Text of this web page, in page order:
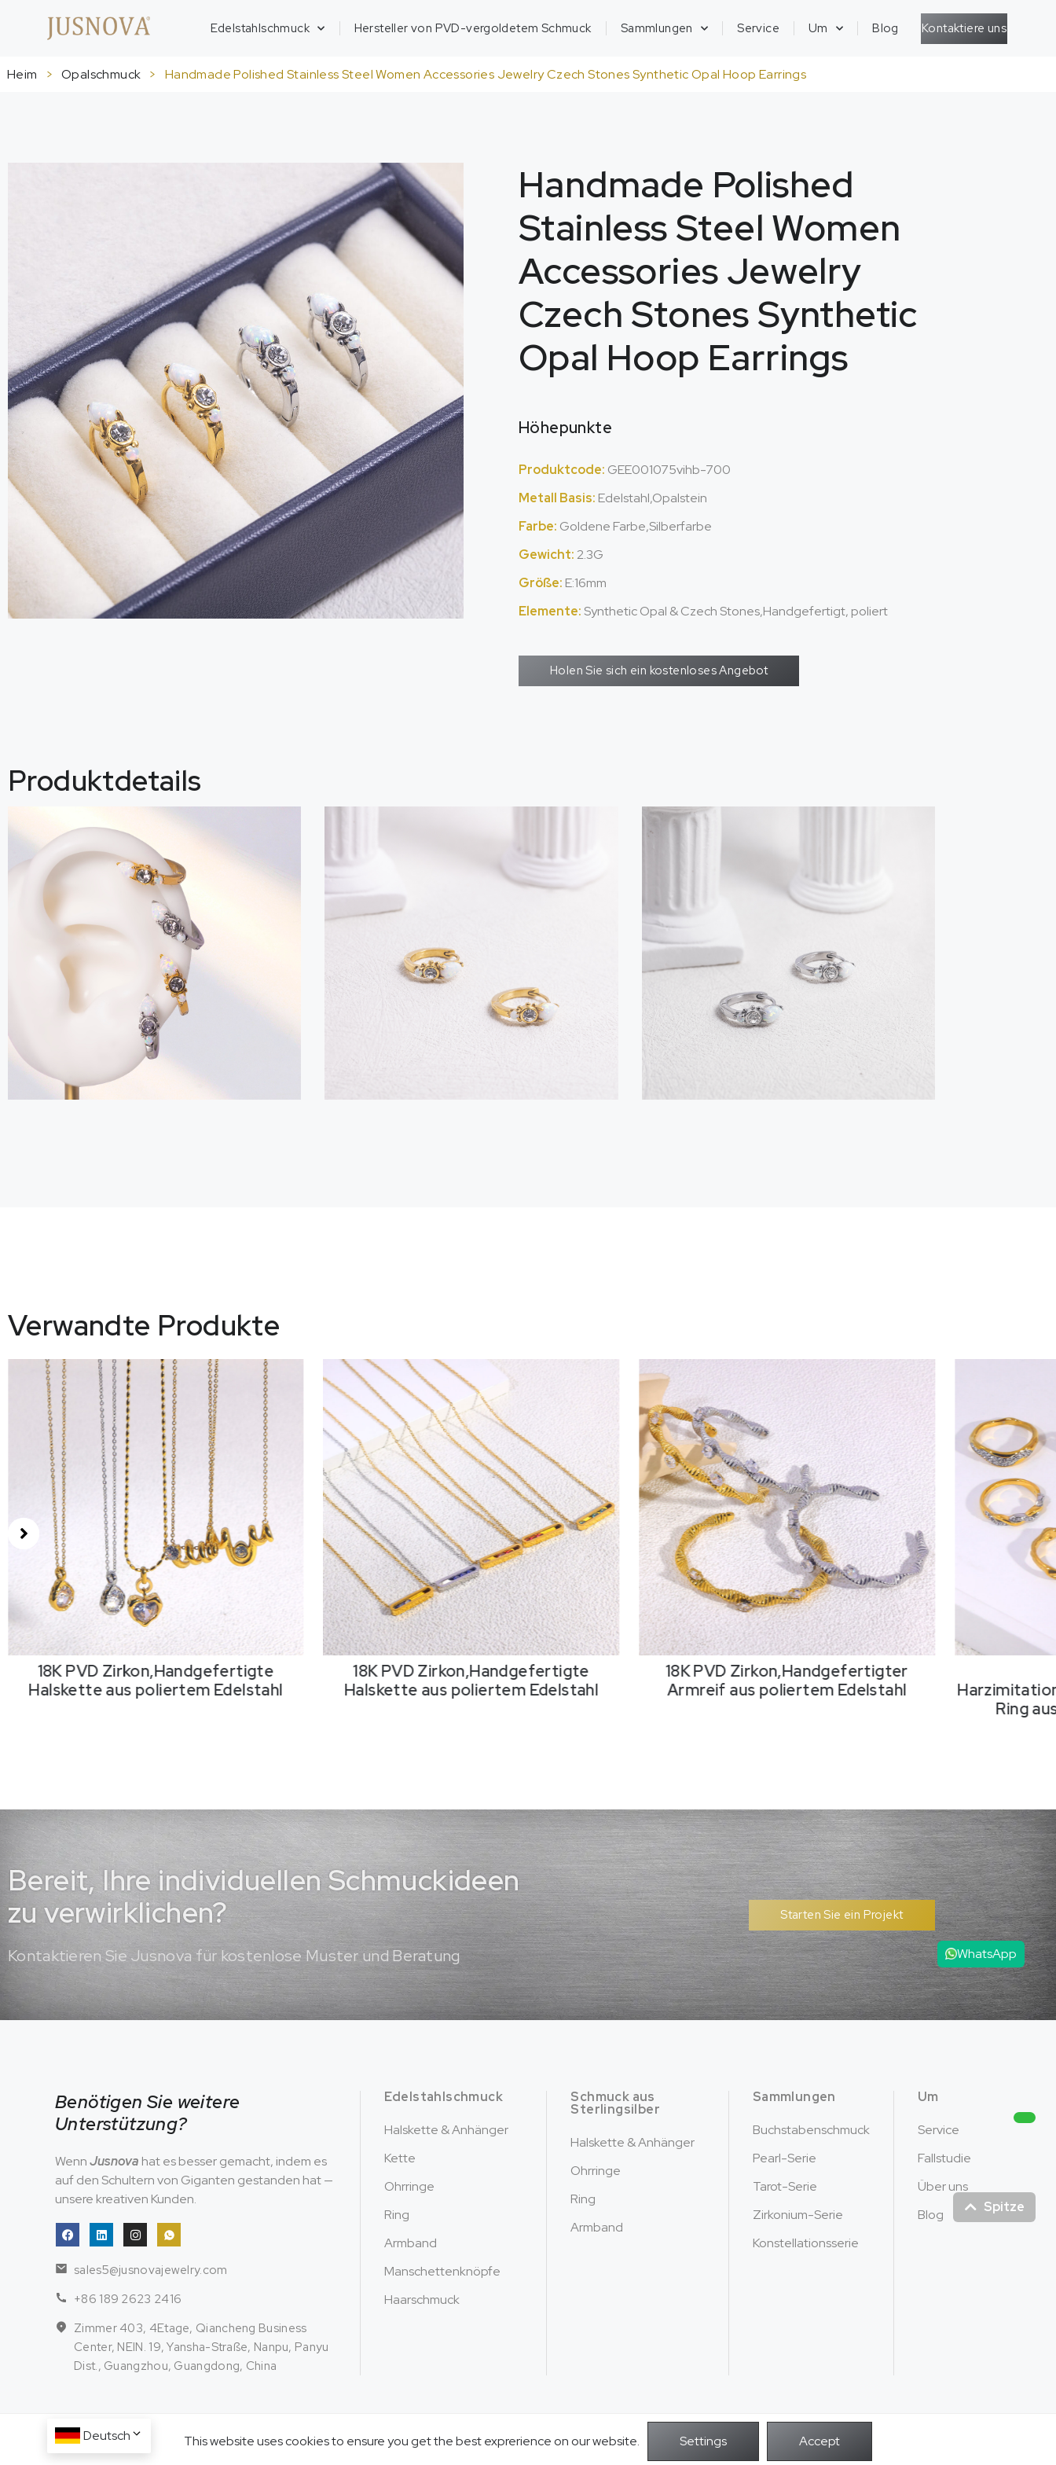
Edelstahlschmuck Hersteller von PVD-vergoldetem Schmuck Sammlungen Service Um Blog Kontaktiere uns
Heim > Opalschmuck > Handmade Polished Stainless Steel Women Accessories Jewelry Czech Stones Synthetic Opal Hoop Earrings
Handmade Polished
Stainless Steel Women
Accessories Jewelry
Czech Stones Synthetic
Opal Hoop Earrings
Höhepunkte
Produktcode: GEE001075vihb-700
Metall Basis: Edelstahl,Opalstein
Farbe: Goldene Farbe,Silberfarbe
Gewicht: 2.3G
Größe: E:16mm
Elemente: Synthetic Opal & Czech Stones,Handgefertigt, poliert
Holen Sie sich ein kostenloses Angebot
Produktdetails
Verwandte Produkte
18K PVD Zirkon,Handgefertigte
Halskette aus poliertem Edelstahl
18K PVD Zirkon,Handgefertigte
Halskette aus poliertem Edelstahl
18K PVD Zirkon,Handgefertigter
Armreif aus poliertem Edelstahl
Ring
Spitze
Bereit, Ihre individuellen Schmuckideen
zu verwirklichen?
Kontaktieren Sie Jusnova für kostenlose Muster und Beratung
Starten Sie ein Projekt
Benötigen Sie weitere
Unterstützung?
WennJusnova hat es besser gemacht, indem es
auf den Schultern von Giganten gestanden hat —
unsere kreativen Kunden.
sales5@jusnovajewelry.com
+86 189 2623 2416
Zimmer 403, 4Etage, Qiancheng Business
Center, NEIN. 19, Yansha-Straße, Nanpu, Panyu
Dist., Guangzhou, Guangdong, China
Edelstahlschmuck
Halskette & Anhänger
Kette
Ohrringe
Ring
Armband
Manschettenknöpfe
Haarschmuck
Schmuck aus
Sterlingsilber
Halskette & Anhänger
Ohrringe
Ring
Armband
Sammlungen
Buchstabenschmuck
Pearl-Serie
Tarot-Serie
Zirkonium-Serie
Konstellationsserie
Um
Service
Fallstudie
Über uns
Blog
Copyright © 2026Jusnova Jewelry - Alle Rechte vorbehalten.
POWER BY
WhatsApp
Deutsch This website uses cookies to ensure you get the best exprerience on our website.